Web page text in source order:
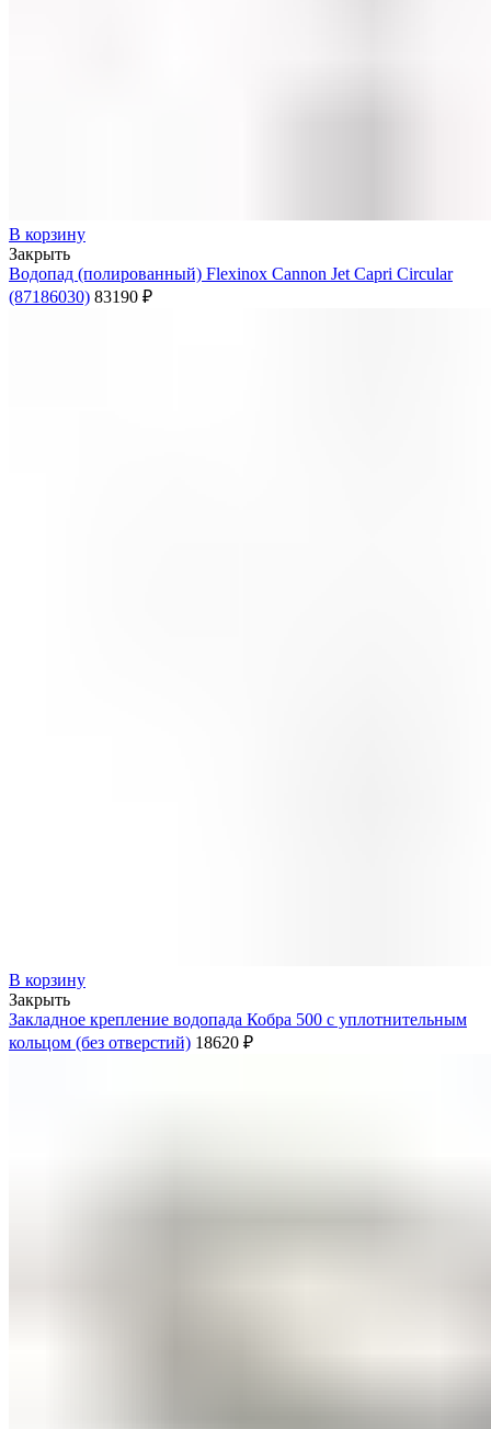
В корзину
Закрыть
Водопад (полированный) Flexinox Cannon Jet Capri Circular
(87186030) 83190 ₽
В корзину
Закрыть
Закладное крепление водопада Кобра 500 с уплотнительным
кольцом (без отверстий) 18620 ₽